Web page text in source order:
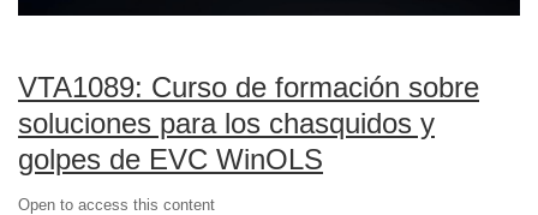
VTA1089: Curso de formación sobre
soluciones para los chasquidos y
golpes de EVC WinOLS
Open to access this content